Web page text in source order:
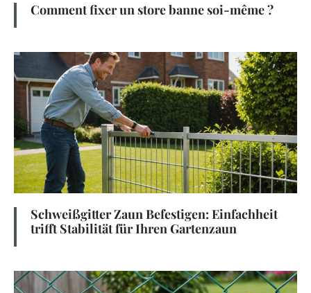
Comment fixer un store banne soi-même ?
Schweißgitter Zaun Befestigen: Einfachheit
trifft Stabilität für Ihren Gartenzaun